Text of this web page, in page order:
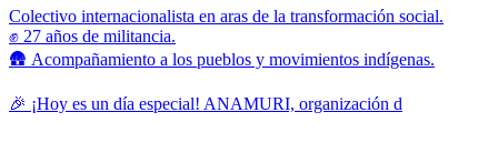
Colectivo internacionalista en aras de la transformación social.
✊ 27 años de militancia.
🛖 Acompañamiento a los pueblos y movimientos indígenas.
🎉 ¡Hoy es un día especial! ANAMURI, organización d